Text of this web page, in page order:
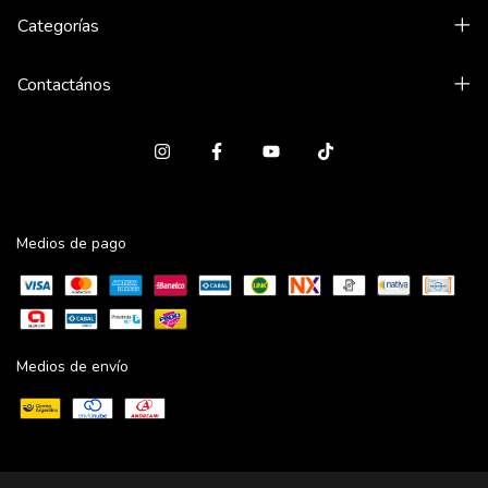
Categorías
Contactános
Medios de pago
Medios de envío